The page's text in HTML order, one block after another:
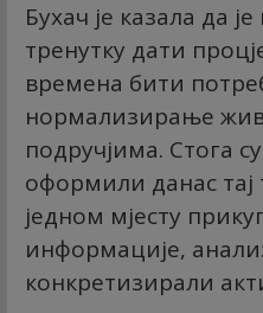
Бухач је казала да
тренутку дати
времена бити
нормализирање
подручјима. Стога
оформили данас тај
једном мјесту
информације,
конкретизирали